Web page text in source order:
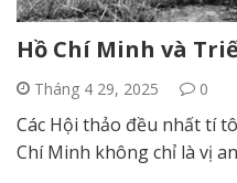
Hồ Chí Minh và
Tháng 4 29, 2025 0
Các Hội thảo đều nhất tí
Chí Minh không chỉ là vị